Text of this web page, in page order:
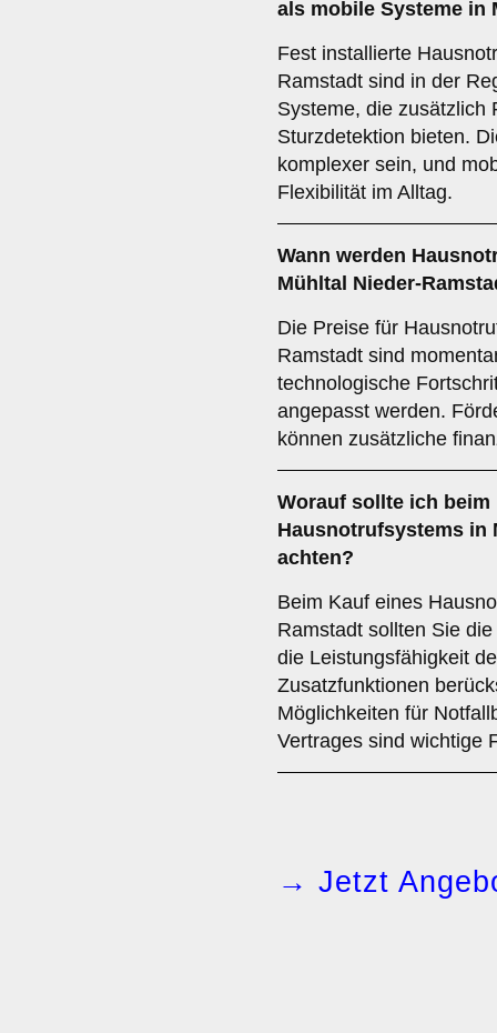
als mobile Systeme in
Fest installierte
Ramstadt sind in der
Systeme, die zusätzlich
Sturzdetektion bieten.
komplexer sein, und
Flexibilität im Alltag.
Wann werden
Mühltal Nieder-
Die Preise für
Ramstadt sind
technologische
angepasst werden.
können zusätzliche
Worauf sollte ich beim
Hausnotrufsystems in
achten?
Beim Kauf eines
Ramstadt sollten Sie
die Leistungsfähigkeit
Zusatzfunktionen
Möglichkeiten für
Vertrages sind wichtige
→ Jetzt